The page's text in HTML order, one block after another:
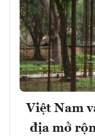
Việt Nam
địa mở